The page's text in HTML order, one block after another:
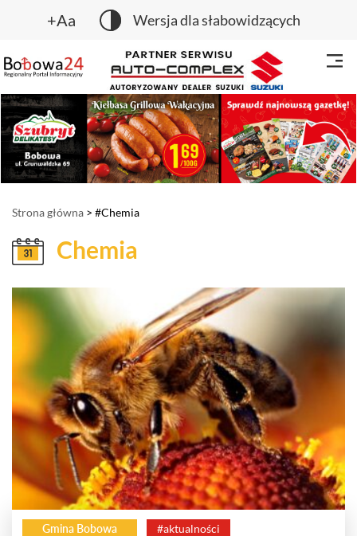
+Aa Wersja dla słabowidzących
Strona główna > #Chemia
Chemia
Gmina Bobowa #aktualności